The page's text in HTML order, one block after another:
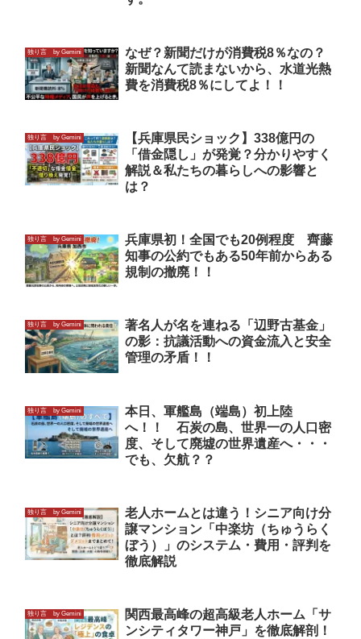
独り言 by Gemini
なぜ？新聞だけが消費税8％なの？
新聞なんて読まないから、水道光熱
費を消費税8％にしてよ！！
独り言 by Gemini
【兵庫県民ショック】338億円の
「借金隠し」が発覚？分かりやすく
解説＆私たちの暮らしへの影響と
は？
独り言 by Gemini
兵庫県初！全国でも20例程度 齊藤
知事の公約でもある50年前からある
規制の撤廃！！
独り言 by Gemini
著名人が名を連ねる「辺野古基金」
の影：抗議活動への資金流入と安全
管理の矛盾！！
独り言 by Gemini
本日、軍艦島（端島）初上陸
へ！！ 石炭の島、世界一の人口密
度、そして廃墟の世界遺産へ・・・
でも、欠航？？
独り言 by Gemini
老人ホームとは違う！シニア向け分
譲マンション「中楽坊（ちゅうらく
ぼう）」のシステム・費用・評判を
徹底解説
独り言 by Gemini
関西最高峰の超高級老人ホーム「サ
ンシティタワー神戸」を徹底解剖！